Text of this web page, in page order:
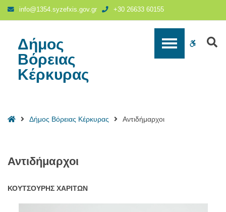
Αντιδήμαρχοι
Βόρειας
Κέρκυρας
info@1354.syzefxis.gov.gr +30 26633 60155
Δήμος
Βόρειας
Κέρκυρας
WCAG
HomeΔήμος Βόρειας Κέρκυρας Αντιδήμαρχοι
Αντιδήμαρχοι
ΚΟΥΤΣΟΥΡΗΣ ΧΑΡΙΤΩΝ